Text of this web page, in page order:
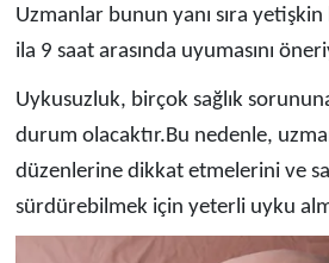
Uzmanlar bunun yanı sıra
ila 9 saat arasında uyumasını
Uykusuzluk, birçok sağlık
durum olacaktır.Bu nedenle,
düzenlerine dikkat etmelerini ve
sürdürebilmek için yeterli uyku